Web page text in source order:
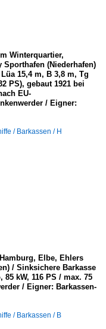
Winterquartier,
(Niederhafen)
15,4 m, B 3,8 m, Tg
PS), gebaut 1921 bei
EU-
/ Eigner:
/ Barkassen / H
Hamburg, Elbe, Ehlers
/ Sinksichere Barkasse
kW, 116 PS / max. 75
/ Eigner: Barkassen-
/ Barkassen / B